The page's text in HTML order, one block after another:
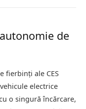
de
fierbinți ale CES
electrice
o singură încărcare,